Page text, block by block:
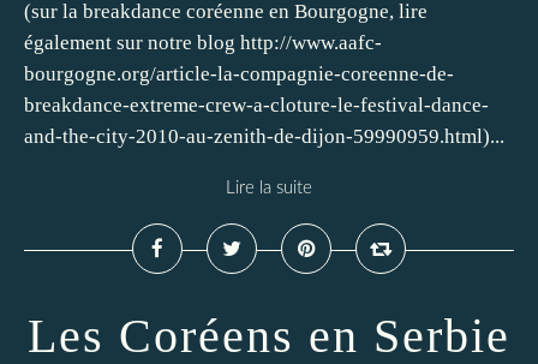
(sur la breakdance coréenne en Bourgogne, lire
également sur notre blog http://www.aafc-
bourgogne.org/article-la-compagnie-coreenne-de-
breakdance-extreme-crew-a-cloture-le-festival-dance-
and-the-city-2010-au-zenith-de-dijon-59990959.html)...
Lire la suite
Les Coréens en Serbie